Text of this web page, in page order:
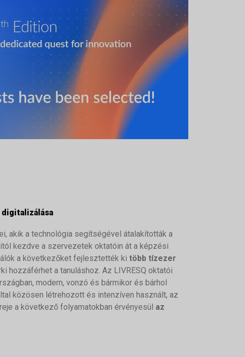
digitalizálása
akik a technológia segítségével átalakították a
kezdve a szervezetek oktatóin át a képzési
a következőket fejlesztették ki több tízezer
hozzáférhet a tanuláshoz. Az LIVRESQ oktatói
modern, vonzó és bármikor és bárhol
közösen létrehozott és intenzíven használt, az
a következő folyamatokban érvényesül az